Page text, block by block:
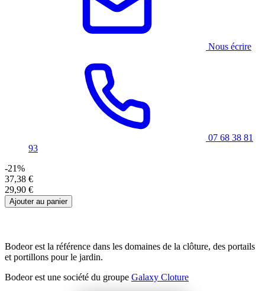
Nous écrire
07 68 38 81
93
-21%
37,38 €
29,90 €
Ajouter au panier
Bodeor est la référence dans les domaines de la clôture, des portails
et portillons pour le jardin.
Bodeor est une société du groupe Galaxy Cloture